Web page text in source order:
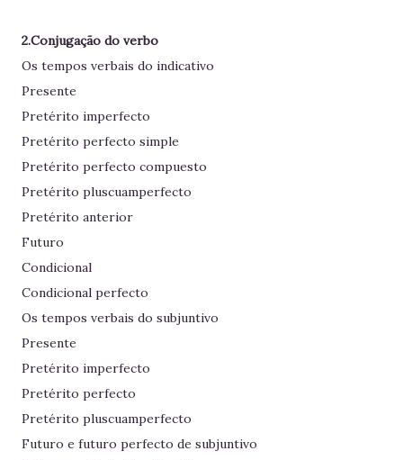
2.Conjugação do verbo
Os tempos verbais do indicativo
Presente
Pretérito imperfecto
Pretérito perfecto simple
Pretérito perfecto compuesto
Pretérito pluscuamperfecto
Pretérito anterior
Futuro
Condicional
Condicional perfecto
Os tempos verbais do subjuntivo
Presente
Pretérito imperfecto
Pretérito perfecto
Pretérito pluscuamperfecto
Futuro e futuro perfecto de subjuntivo